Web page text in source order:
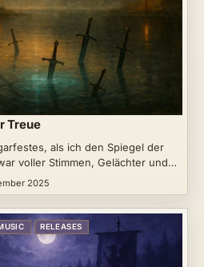
Treue
als ich den Spiegel der
voller Stimmen, Gelächter und…
2025
RELEASES